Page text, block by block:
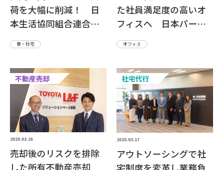
荷を大幅に削減！ 日
本生活協同組合連合会
さま
寮・社宅
た社員満足度の高いオ
フィスへ 日本パーカ
ライジング株式会社さ
ま
オフィス
不動産売却
2025.03.26
売却後のリスクを排除
した所有不動産売却
社宅代行
2025.03.17
アウトソーシングで社
宅制度を変革し業務負